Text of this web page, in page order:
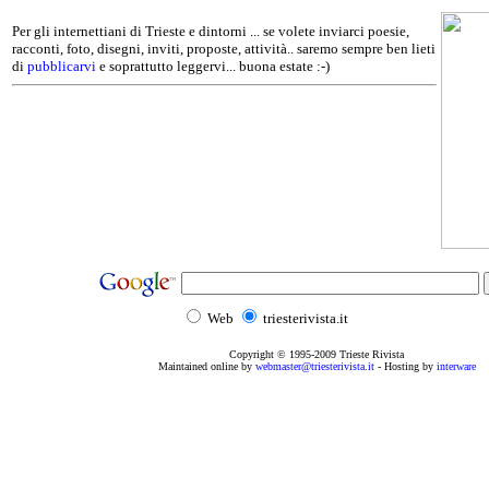
Per gli internettiani di Trieste e dintorni ... se volete inviarci poesie,
racconti, foto, disegni, inviti, proposte, attività.. saremo sempre ben lieti
di pubblicarvi e soprattutto leggervi... buona estate :-)
Web triesterivista.it
Copyright © 1995-2009 Trieste Rivista
Maintained online by webmaster@triesterivista.it- Hosting by interware